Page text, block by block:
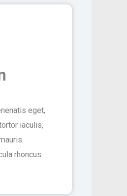
eget,
iaculis,
rhoncus.